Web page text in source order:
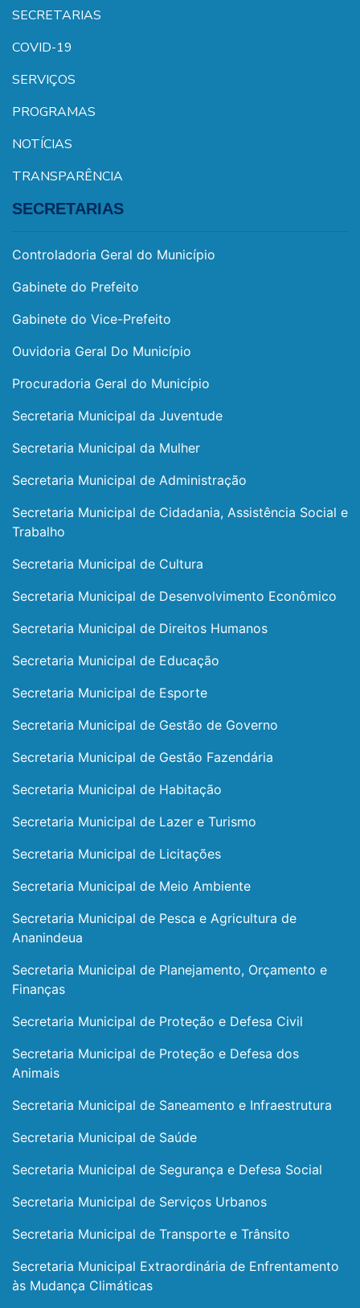
SECRETARIAS
COVID-19
SERVIÇOS
PROGRAMAS
NOTÍCIAS
TRANSPARÊNCIA
SECRETARIAS
Controladoria Geral do Município
Gabinete do Prefeito
Gabinete do Vice-Prefeito
Ouvidoria Geral Do Município
Procuradoria Geral do Município
Secretaria Municipal da Juventude
Secretaria Municipal da Mulher
Secretaria Municipal de Administração
Secretaria Municipal de Cidadania, Assistência Social e
Trabalho
Secretaria Municipal de Cultura
Secretaria Municipal de Desenvolvimento Econômico
Secretaria Municipal de Direitos Humanos
Secretaria Municipal de Educação
Secretaria Municipal de Esporte
Secretaria Municipal de Gestão de Governo
Secretaria Municipal de Gestão Fazendária
Secretaria Municipal de Habitação
Secretaria Municipal de Lazer e Turismo
Secretaria Municipal de Licitações
Secretaria Municipal de Meio Ambiente
Secretaria Municipal de Pesca e Agricultura de
Ananindeua
Secretaria Municipal de Planejamento, Orçamento e
Finanças
Secretaria Municipal de Proteção e Defesa Civil
Secretaria Municipal de Proteção e Defesa dos
Animais
Secretaria Municipal de Saneamento e Infraestrutura
Secretaria Municipal de Saúde
Secretaria Municipal de Segurança e Defesa Social
Secretaria Municipal de Serviços Urbanos
Secretaria Municipal de Transporte e Trânsito
Secretaria Municipal Extraordinária de Enfrentamento
às Mudança Climáticas